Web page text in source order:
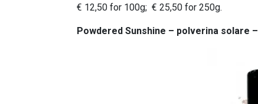
€ 12,50 for 100g; € 25,50 for 250g.
Powdered Sunshine – polverina solare –